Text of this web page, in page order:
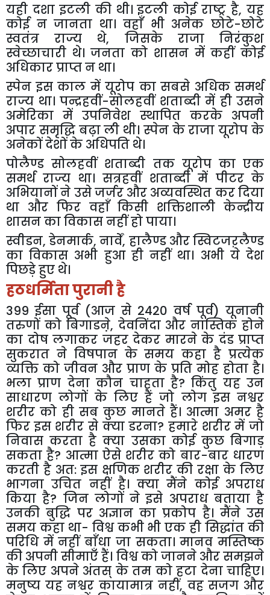
यही दशा इटली की थी। इटली कोई राष्ट्र है,यह
कोई न जानता था। वहाँ भी अनेक छोटे-छोटे
स्वतंत्र
राज्य थे, जिसके राजा
निरंकुश
स्वेच्छाचारी थे। जनता को शासन में कहीं कोई
अधिकारप्राप्तन था।
स्पेन इस काल में यूरोप का सबसे अधिक समर्थ
राज्य था। पन्द्रहवीं-सोलहवीं शताब्दी में ही उसने
अमेरिका में उपनिवेश स्थापित करके अपनी
अपार समृद्धि बढ़ा ली थी। स्पेन के राजा यूरोप के
अनेकोंदेशोंके अधिपति थे।
पोलैण्ड सोलहवीं शताब्दी तक यूरोप का एक
समर्थ राज्य था। सत्रहवीं शताब्दी में पीटर के
अभियानोंने उसेजर्जर और अव्यवस्थित करदिया
था और फिर वहाँ किसी शक्तिशाली केन्द्रीय
शासनकाविकासनहींहोपाया।
स्वीडन,डेनमार्क,नार्वें, हालैण्ड औरस्विटजऱलैण्ड
का विकास अभी हुआ ही नहीं था। अभी ये देश
पिछड़ेहुए थे।
हठधर्मितापुरानीहै
399ईसा पूर्व(आज से 2420 वर्ष पूर्व) यूनानी
तरुणों को बिगाडऩे, देवनिंदा और नास्तिक होने
का दोष लगाकर जहर देकर मारने के दंड प्राप्त
सुकरात ने विषपान के समय कहा है प्रत्येक
व्यक्ति को जीवन और प्राण के प्रति मोह होता है।
भला प्राण देना कौन चाहता है?किंतु यह उन
साधारण लोगों के लिए हैं जो लोग इस नश्वर
शरीर को ही सब कुछ मानते हैं। आत्मा अमर है
फिर इस शरीर से क्या डरना?हमारे शरीर में जो
निवास करता है क्या उसका कोई कुछ बिगाड़
सकता है? आत्मा ऐसे शरीर को बार-बार धारण
करती है अत:इस क्षणिक शरीर की रक्षा के लिए
भागना उचित नहीं है। क्या मैंने कोई अपराध
किया है? जिन लोगों ने इसे अपराध बताया है
उनकी बुद्धि पर अज्ञान का प्रकोप है। मैंने उस
समय कहा था- विश्व कभी भी एक ही सिद्धांत की
परिधि में नहीं बाँधा जा सकता। मानव मस्तिष्क
की अपनीसीमाएँहैं। विश्वकोजानने औरसमझने
के लिए अपने अंतस् के तम को हटा देना चाहिए।
मनुष्य यह नश्वर कायामात्र नहीं, वह सजग और